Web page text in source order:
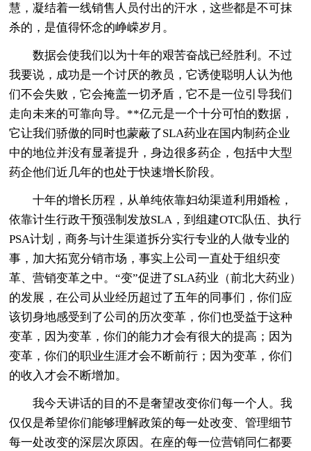
慧，凝结着一线销售人员付出的汗水，这些都是不可抹
杀的，是值得怀念的峥嵘岁月。
数据会使我们以为十年的艰苦奋战已经胜利。不过
我要说，成功是一个讨厌的教员，它诱使聪明人认为他
们不会失败，它会掩盖一切矛盾，它不是一位引导我们
走向未来的可靠向导。**亿元是一个十分可怕的数据，
它让我们骄傲的同时也蒙蔽了SLA药业在国内制药企业
中的地位并没有显著提升，身边很多药企，包括中大型
药企他们近几年的也处于快速增长阶段。
十年的增长历程，从单纯依靠妇幼渠道利用婚检，
依靠计生行政干预强制发放SLA，到组建OTC队伍、执行
PSA计划，商务与计生渠道拆分实行专业的人做专业的
事，加大拓宽分销市场，事实上公司一直处于组织变
革、营销变革之中。“变”促进了SLA药业（前北大药业）
的发展，在公司从业经历超过了五年的同事们，你们应
该切身地感受到了公司的历次变革，你们也受益于这种
变革，因为变革，你们的能力才会有很大的提高；因为
变革，你们的职业生涯才会不断前行；因为变革，你们
的收入才会不断增加。
我今天讲话的目的不是奢望改变你们每一个人。我
仅仅是希望你们能够理解政策的每一处改变、管理细节
每一处改变的深层次原因。在座的每一位营销同仁都要